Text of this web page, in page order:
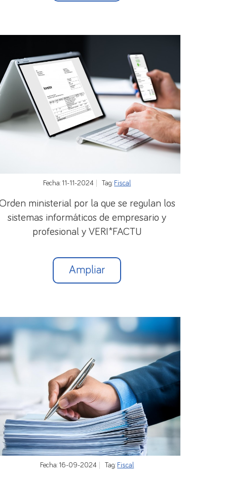
Fecha: 11-11-2024 Tag: Fiscal
ministerial por la que se regulan los
sistemas informáticos de empresario y
profesional y VERI*FACTU
Ampliar
Fecha: 16-09-2024 Tag: Fiscal